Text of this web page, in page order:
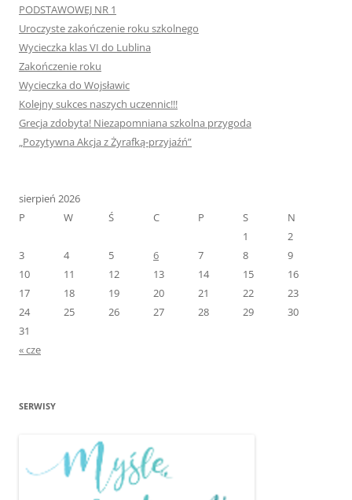
PODSTAWOWEJ NR 1
Uroczyste zakończenie roku szkolnego
Wycieczka klas VI do Lublina
Zakończenie roku
Wycieczka do Wojsławic
Kolejny sukces naszych uczennic!!!
Grecja zdobyta! Niezapomniana szkolna przygoda
„Pozytywna Akcja z Żyrafką-przyjaźń”
sierpień 2026
P
W Ś C P S
N
1
2
3
4 5 6 7 8
9
10
11 12 13 14 15
16
17
18 19 20 21 22
23
24
25 26 27 28 29
30
31
« cze
SERWISY